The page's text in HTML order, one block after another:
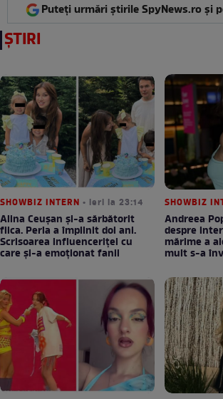
Puteți urmări știrile SpyNews.ro și
ȘTIRI
SHOWBIZ INTERN • ieri la 23:14
Alina Ceușan și-a sărbătorit
fiica. Perla a împlinit doi ani.
Scrisoarea influenceriței cu
care și-a emoționat fanii
SHOWBIZ
Andreea
despre
mărime a
mult s-a